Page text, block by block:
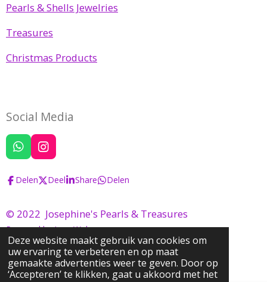
Deze website maakt gebruik van cookies om
uw ervaring te verbeteren en op maat
gemaakte advertenties weer te geven. Door op
‘Accepteren’ te klikken, gaat u akkoord met het
Pearls & Shells Jewelries
Treasures
Christmas Products
Social Media
W
h
a
t
A
p
p
I
n
s
t
g
r
a
m
Delen Deel Share Delen
© 2022 Josephine's Pearls & Treasures
Powered byJouwWeb